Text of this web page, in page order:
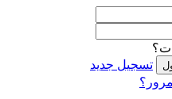
تسجيل جديد